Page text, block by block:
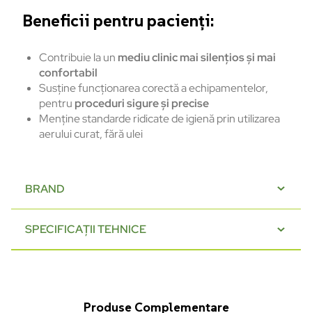
Beneficii pentru pacienți:
Contribuie la un mediu clinic mai silențios și mai
confortabil
Susține funcționarea corectă a echipamentelor,
pentru proceduri sigure și precise
Menține standarde ridicate de igienă prin utilizarea
aerului curat, fără ulei
BRAND
SPECIFICAȚII TEHNICE
Produse Complementare